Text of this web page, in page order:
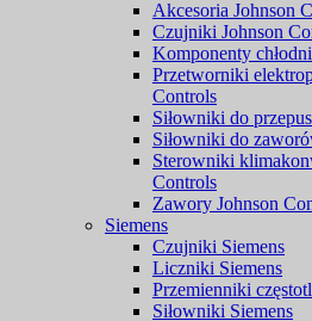
Akcesoria Johnson
Czujniki Johnson
Komponenty
Przetworniki
Controls
Siłowniki do
Siłowniki do
Sterowniki
Controls
Zawory Johnson
Siemens
Czujniki Siemens
Liczniki Siemens
Przemienniki
Siłowniki Siemens